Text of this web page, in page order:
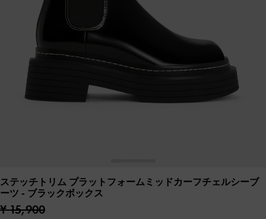
ステッチトリム プラットフォームミッドカーフチェルシーブ
ーツ - ブラックボックス
¥ 15,900